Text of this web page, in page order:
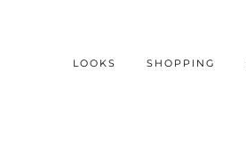
LOOKS SHOPPING